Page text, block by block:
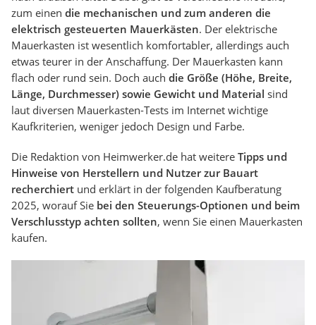
zum einen die mechanischen und zum anderen die
elektrisch gesteuerten Mauerkästen. Der elektrische
Mauerkasten ist wesentlich komfortabler, allerdings auch
etwas teurer in der Anschaffung. Der Mauerkasten kann
flach oder rund sein. Doch auch die Größe (Höhe, Breite,
Länge, Durchmesser) sowie Gewicht und Material sind
laut diversen Mauerkasten-Tests im Internet wichtige
Kaufkriterien, weniger jedoch Design und Farbe.
Die Redaktion von Heimwerker.de hat weitere Tipps und
Hinweise von Herstellern und Nutzer zur Bauart
recherchiert und erklärt in der folgenden Kaufberatung
2025, worauf Sie bei den Steuerungs-Optionen und beim
Verschlusstyp achten sollten, wenn Sie einen Mauerkasten
kaufen.